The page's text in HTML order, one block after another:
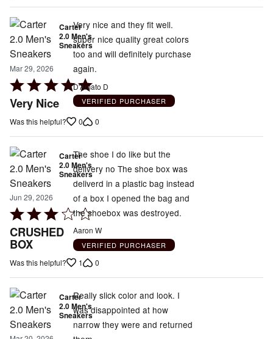
Carter
2.0 Men's
Sneakers
Mar 29, 2026
Rated
5
of
Very Nice
Very nice and they fit well.
super nice quality great colors
too and will definitely purchase
again.
D'Amato D
VERIFIED PURCHASER
Was this helpful? 0 0
Carter
2.0 Men's
Sneakers
Jun 29, 2026
Rated
3
out
of
CRUSHED
BOX
The shoe I do like but the
delivery no The shoe box was
deliverd in a plastic bag instead
of a box I opened the bag and
the shoebox was destroyed.
Aaron W
VERIFIED PURCHASER
Was this helpful? 1 0
Carter
2.0 Men's
Sneakers
Really slick color and look. I
was disappointed at how
narrow they were and returned